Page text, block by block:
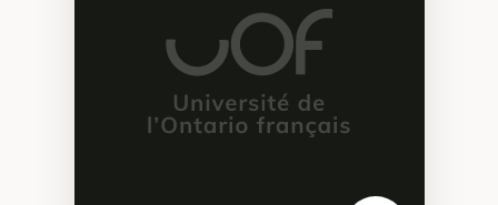
l'environnement bâti
Conception de projet en milieu existant
Analyse critique en architecture et
enseignement du design architectural et